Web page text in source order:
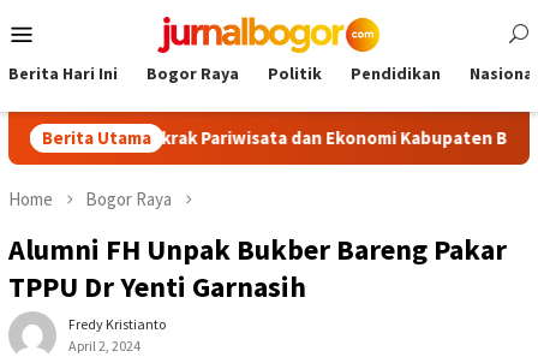
to
Menu
Berita Hari Ini Bogor Raya Politik Pendidikan Nasional
Berita Utama
Dongkrak Pariwisata dan Ekonomi Kabupaten Bogor
Home Bogor Raya
Alumni FH Unpak Bukber Bareng Pakar
TPPU Dr Yenti Garnasih
Fredy Kristianto
April 2, 2024